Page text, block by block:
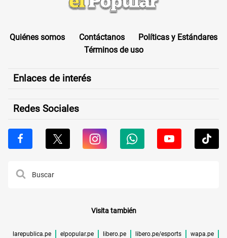
Quiénes somos Contáctanos
Políticas y Estándares
Términos de uso
Enlaces de interés
Redes Sociales
Visita también
larepublica.pe elpopular.pe libero.pe libero.pe/esports wapa.pe